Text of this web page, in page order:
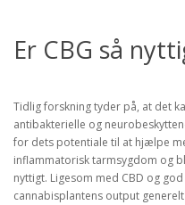
Er CBG så
Tidlig forskning tyder på, at det
antibakterielle og
for dets potentiale til at hjælpe
inflammatorisk tarmsygdom og
nyttigt. Ligesom med CBD og
cannabisplantens output